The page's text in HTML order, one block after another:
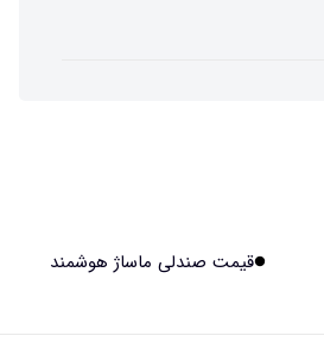
می‌شود
قیمت صندلی ماساژ هوشمند